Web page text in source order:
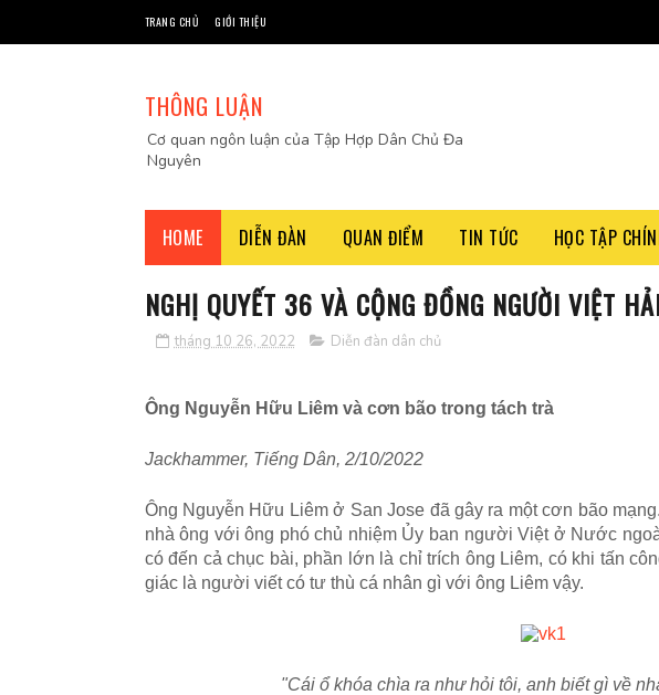
TRANG CHỦ GIỚI THIỆU
THÔNG LUẬN
Cơ quan ngôn luận của Tập Hợp Dân Chủ Đa
Nguyên
HOME DIỄN ĐÀN QUAN ĐIỂM TIN TỨC HỌC TẬP
NGHỊ QUYẾT 36 VÀ CỘNG ĐỒNG NGƯỜI VIỆT
tháng 10 26, 2022 Diễn đàn dân chủ
Ông Nguyễn Hữu Liêm và cơn bão trong tách trà
Jackhammer, Tiếng Dân, 2/10/2022
Ông Nguyễn Hữu Liêm ở San Jose đã gây ra một cơn bão
nhà ông với ông phó chủ nhiệm Ủy ban người Việt ở Nước
có đến cả chục bài, phần lớn là chỉ trích ông Liêm, có khi tấn
giác là người viết có tư thù cá nhân gì với ông Liêm vậy.
"Cái ổ khóa chìa ra như hỏi tôi, anh biết gì về